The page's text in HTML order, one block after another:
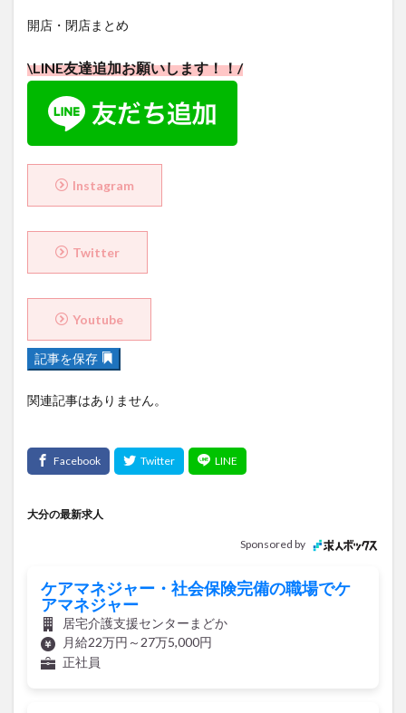
開店・閉店まとめ
\LINE友達追加お願いします！！/
Instagram
Twitter
Youtube
記事を保存
関連記事はありません。
大分の最新求人
Sponsored by
ケアマネジャー・社会保険完備の職場でケ
アマネジャー
居宅介護支援センターまどか
月給22万円～27万5,000円
正社員